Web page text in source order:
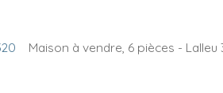
Maison à vendre, 6 pièces - Lalleu